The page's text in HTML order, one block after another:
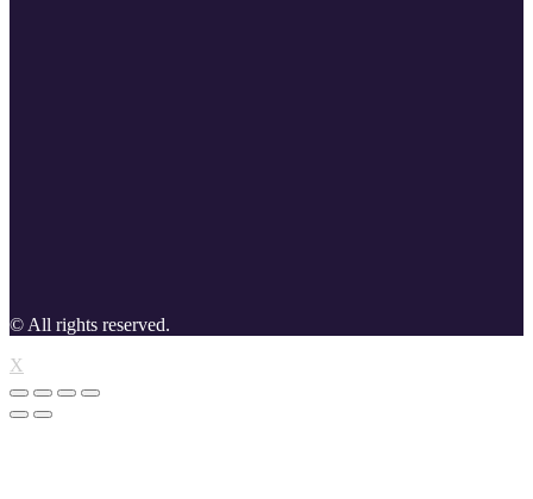
© All rights reserved.
X